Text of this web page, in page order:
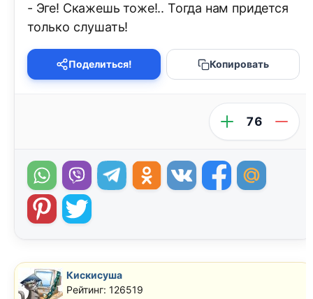
- Эге! Скажешь тоже!.. Тогда нам придется
только слушать!
Поделиться! Копировать
76
Кискисуша
Рейтинг: 126519